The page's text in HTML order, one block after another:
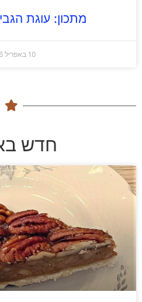
מתכון: עוגת
10 באפריל 2026
חדש